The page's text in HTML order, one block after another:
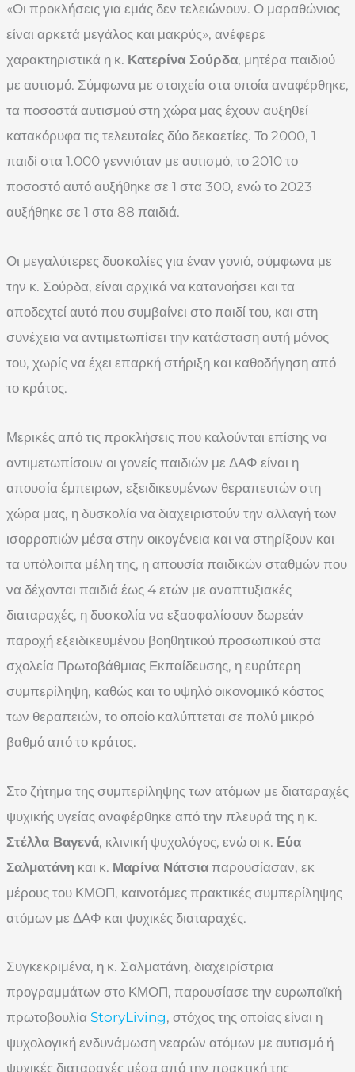
«Οι προκλήσεις για εμάς δεν τελειώνουν. Ο μαραθώνιος
είναι αρκετά μεγάλος και μακρύς», ανέφερε
χαρακτηριστικά η κ. Κατερίνα Σούρδα, μητέρα παιδιού
με αυτισμό. Σύμφωνα με στοιχεία στα οποία αναφέρθηκε,
τα ποσοστά αυτισμού στη χώρα μας έχουν αυξηθεί
κατακόρυφα τις τελευταίες δύο δεκαετίες. Το 2000, 1
παιδί στα 1.000 γεννιόταν με αυτισμό, το 2010 το
ποσοστό αυτό αυξήθηκε σε 1 στα 300, ενώ το 2023
αυξήθηκε σε 1 στα 88 παιδιά.
Οι μεγαλύτερες δυσκολίες για έναν γονιό, σύμφωνα με
την κ. Σούρδα, είναι αρχικά να κατανοήσει και τα
αποδεχτεί αυτό που συμβαίνει στο παιδί του, και στη
συνέχεια να αντιμετωπίσει την κατάσταση αυτή μόνος
του, χωρίς να έχει επαρκή στήριξη και καθοδήγηση από
το κράτος.
Μερικές από τις προκλήσεις που καλούνται επίσης να
αντιμετωπίσουν οι γονείς παιδιών με ΔΑΦ είναι η
απουσία έμπειρων, εξειδικευμένων θεραπευτών στη
χώρα μας, η δυσκολία να διαχειριστούν την αλλαγή των
ισορροπιών μέσα στην οικογένεια και να στηρίξουν και
τα υπόλοιπα μέλη της, η απουσία παιδικών σταθμών που
να δέχονται παιδιά έως 4 ετών με αναπτυξιακές
διαταραχές, η δυσκολία να εξασφαλίσουν δωρεάν
παροχή εξειδικευμένου βοηθητικού προσωπικού στα
σχολεία Πρωτοβάθμιας Εκπαίδευσης, η ευρύτερη
συμπερίληψη, καθώς και το υψηλό οικονομικό κόστος
των θεραπειών, το οποίο καλύπτεται σε πολύ μικρό
βαθμό από το κράτος.
Στο ζήτημα της συμπερίληψης των ατόμων με διαταραχές
ψυχικής υγείας αναφέρθηκε από την πλευρά της η κ.
Στέλλα Βαγενά, κλινική ψυχολόγος, ενώ οι κ. Εύα
Σαλματάνη και κ. Μαρίνα Νάτσια παρουσίασαν, εκ
μέρους του ΚΜΟΠ, καινοτόμες πρακτικές συμπερίληψης
ατόμων με ΔΑΦ και ψυχικές διαταραχές.
Συγκεκριμένα, η κ. Σαλματάνη, διαχειρίστρια
προγραμμάτων στο ΚΜΟΠ, παρουσίασε την ευρωπαϊκή
πρωτοβουλία StoryLiving, στόχος της οποίας είναι η
ψυχολογική ενδυνάμωση νεαρών ατόμων με αυτισμό ή
ψυχικές διαταραχές μέσα από την πρακτική της